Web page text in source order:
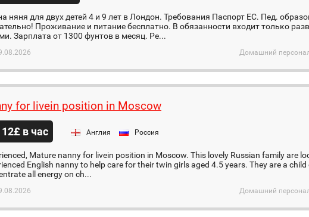
няня для двух детей 4 и 9 лет в Лондон. Требования Паспорт ЕС. Пед.
Проживание и питание бесплатно. В обязанности входит только
Зарплата от 1300 фунтов в месяц. Ре...
Домашний
for livein position in Moscow
12£ в час Англия Россия
Mature nanny for livein position in Moscow. This lovely Russian family are
English nanny to help care for their twin girls aged 4.5 years. They are a
all energy on ch...
Домашний